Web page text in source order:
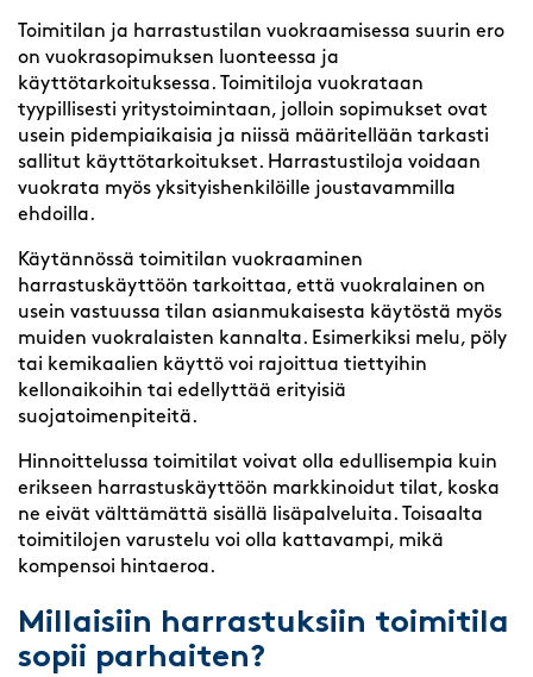
Toimitilan ja harrastustilan vuokraamisessa suurin ero
on vuokrasopimuksen luonteessa ja
käyttötarkoituksessa. Toimitiloja vuokrataan
tyypillisesti yritystoimintaan, jolloin sopimukset ovat
usein pidempiaikaisia ja niissä määritellään tarkasti
sallitut käyttötarkoitukset. Harrastustiloja voidaan
vuokrata myös yksityishenkilöille joustavammilla
ehdoilla.
Käytännössä toimitilan vuokraaminen
harrastuskäyttöön tarkoittaa, että vuokralainen on
usein vastuussa tilan asianmukaisesta käytöstä myös
muiden vuokralaisten kannalta. Esimerkiksi melu, pöly
tai kemikaalien käyttö voi rajoittua tiettyihin
kellonaikoihin tai edellyttää erityisiä
suojatoimenpiteitä.
Hinnoittelussa toimitilat voivat olla edullisempia kuin
erikseen harrastuskäyttöön markkinoidut tilat, koska
ne eivät välttämättä sisällä lisäpalveluita. Toisaalta
toimitilojen varustelu voi olla kattavampi, mikä
kompensoi hintaeroa.
Millaisiin harrastuksiin toimitila
sopii parhaiten?